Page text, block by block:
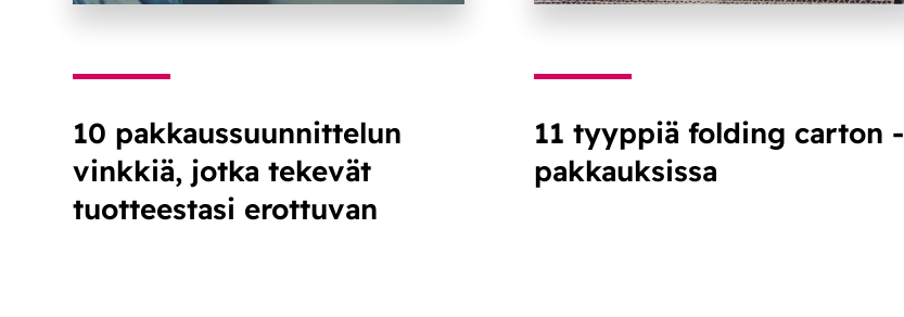
10 pakkaussuunnittelun
vinkkiä, jotka tekevät
tuotteestasi erottuvan
11 tyyppiä folding carton -
pakkauksissa